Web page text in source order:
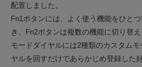
配置しました。
Fn1ボタンには、よく使う機能をひと
き、Fn2ボタンは複数の機能に切り替え
モードダイヤルには2種類のカスタム
ヤルを回すだけであらかじめ登録した